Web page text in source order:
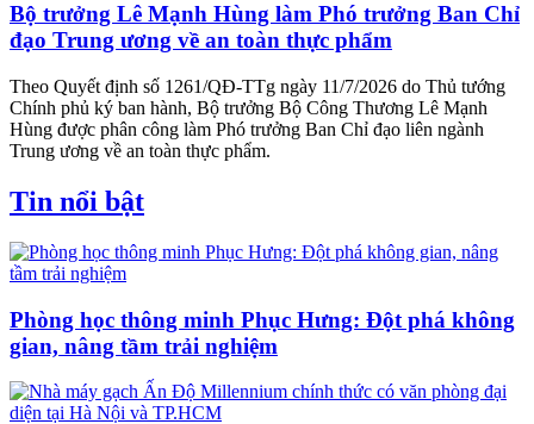
Bộ trưởng Lê Mạnh Hùng làm Phó trưởng Ban Chỉ
đạo Trung ương về an toàn thực phẩm
Theo Quyết định số 1261/QĐ-TTg ngày 11/7/2026 do Thủ tướng
Chính phủ ký ban hành, Bộ trưởng Bộ Công Thương Lê Mạnh
Hùng được phân công làm Phó trưởng Ban Chỉ đạo liên ngành
Trung ương về an toàn thực phẩm.
Tin nổi bật
Phòng học thông minh Phục Hưng: Đột phá không
gian, nâng tầm trải nghiệm